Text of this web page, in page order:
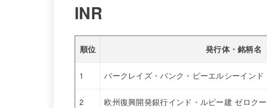
INR
順位 発行体・銘柄名
1 バークレイズ・バンク・ピーエルシーイン
2 欧州復興開発銀行インド・ルピー建 ゼロク